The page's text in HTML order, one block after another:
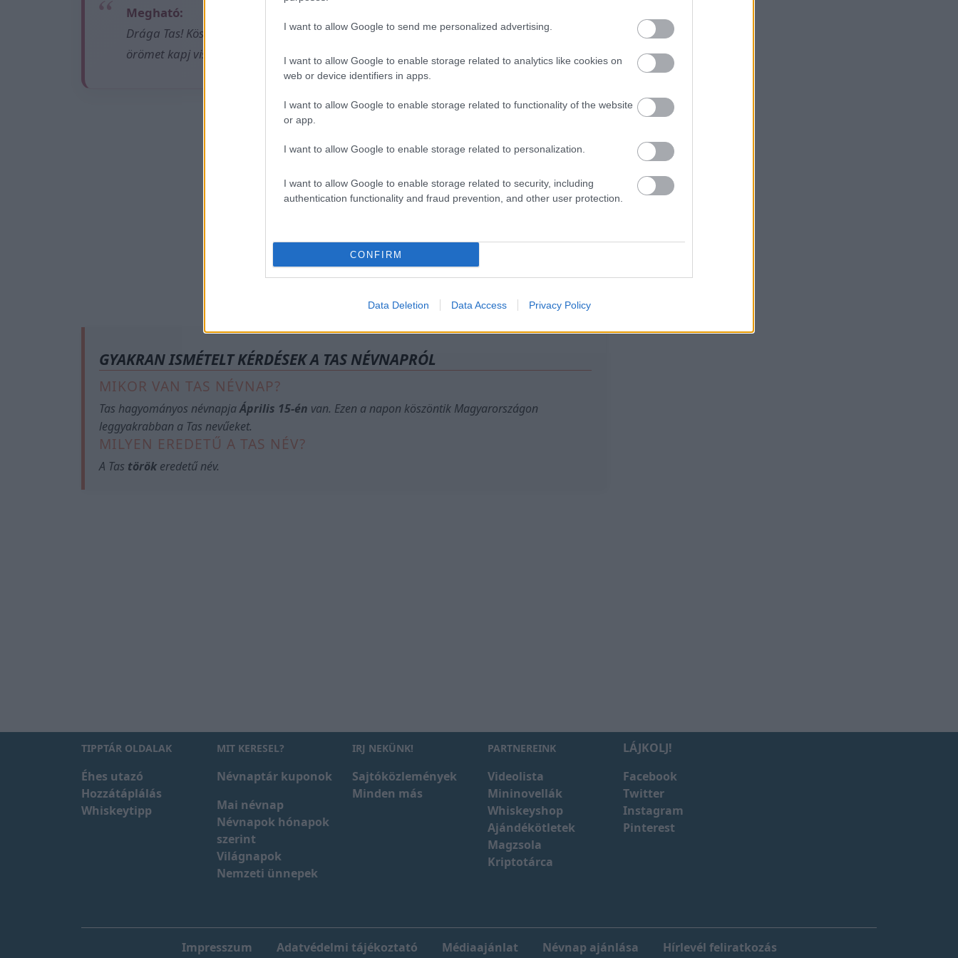
I want to allow Google to send me personalized advertising.
I want to allow Google to enable storage related to analytics like cookies on
web or device identifiers in apps.
I want to allow Google to enable storage related to functionality of the website
or app.
I want to allow Google to enable storage related to personalization.
I want to allow Google to enable storage related to security, including
authentication functionality and fraud prevention, and other user protection.
CONFIRM
Data Deletion Data Access Privacy Policy
Megható:
Drága Tas! Köszönöm, hogy vagy nekem. Kívánom, hogy mindig olyan sok szeretetet és
örömet kapj vissza az élettől, amennyit te adsz másoknak. Boldog névnapot!
Ez is érdekelhet
GYAKRAN ISMÉTELT KÉRDÉSEK A TAS NÉVNAPRÓL
MIKOR VAN TAS NÉVNAP?
Tas hagyományos névnapjaÁprilis 15-én van. Ezen a napon köszöntik Magyarországon
leggyakrabban a Tas nevűeket.
MILYEN EREDETŰ A TAS NÉV?
A Tas török eredetű név.
TIPPTÁR OLDALAK
Éhes utazó
Hozzátáplálás
Whiskeytipp
MIT KERESEL?
Névnaptár kuponok
Mai névnap
Névnapok hónapok
szerint
Világnapok
Nemzeti ünnepek
IRJ NEKÜNK!
Sajtóközlemények
Minden más
PARTNEREINK
Videolista
Mininovellák
Whiskeyshop
Ajándékötletek
Magzsola
Kriptotárca
LÁJKOLJ!
Facebook
Twitter
Instagram
Pinterest
Impresszum Adatvédelmi tájékoztató Médiaajánlat Névnap ajánlása Hírlevél feliratkozás